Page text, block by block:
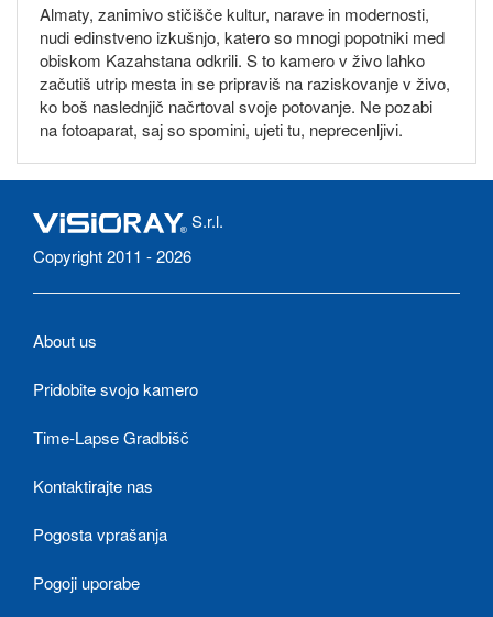
Almaty, zanimivo stičišče kultur, narave in modernosti,
nudi edinstveno izkušnjo, katero so mnogi popotniki med
obiskom Kazahstana odkrili. S to kamero v živo lahko
začutiš utrip mesta in se pripraviš na raziskovanje v živo,
ko boš naslednjič načrtoval svoje potovanje. Ne pozabi
na fotoaparat, saj so spomini, ujeti tu, neprecenljivi.
S.r.l.
Copyright 2011 - 2026
About us
Pridobite svojo kamero
Time-Lapse Gradbišč
Kontaktirajte nas
Pogosta vprašanja
Pogoji uporabe